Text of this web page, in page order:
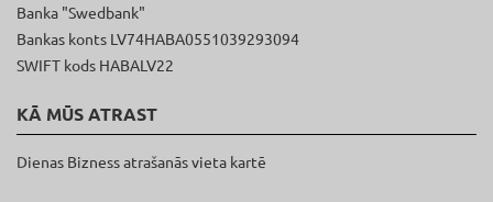
Banka "Swedbank"
Bankas konts LV74HABA0551039293094
SWIFT kods HABALV22
KĀ MŪS ATRAST
Dienas Bizness atrašanās vieta kartē